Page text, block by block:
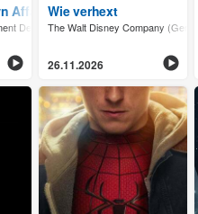
Affair
Deutschland GmbH
Wie verhext
The Walt Disney Company
26.11.2026